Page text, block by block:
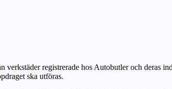
verkstäder registrerade hos Autobutler och deras
ska utföras.